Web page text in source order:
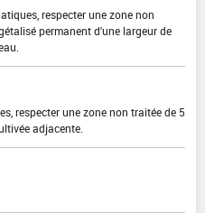
respecter une zone non
permanent d'une largeur de
respecter une zone non traitée de 5
adjacente.